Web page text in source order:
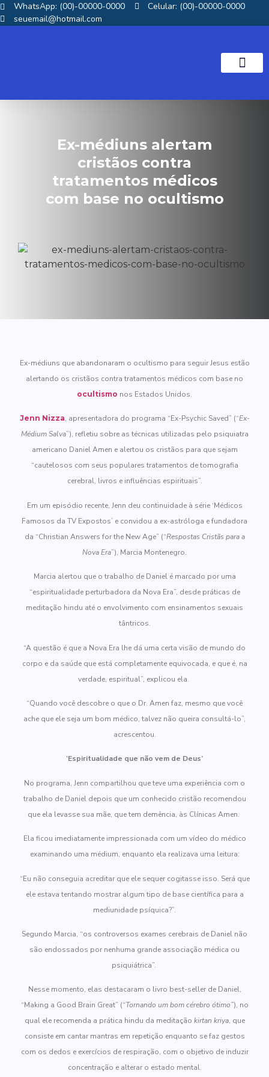
WhatsApp: (00)-00000-0000
Celular: (00)-00000-0000
seuemail@hotmail.com
Ex-médiuns alertam
cristãos contra
tratamentos médicos
com base no ocultismo
Ex-médiuns que abandonaram o ocultismo para seguir Jesus estão
alertando os cristãos contra tratamentos médicos com base no
ocultismo nos Estados Unidos.
Jenn Nizza, apresentadora do programa “Ex-Psychic Saved” (“Ex-
Médium Salva”), refletiu sobre as técnicas utilizadas pelo psiquiatra
americano Daniel Amen e alertou os cristãos para que sejam
“cautelosos com seus populares tratamentos de tomografia
cerebral, livros e influências espirituais”.
Em um episódio recente, Jenn deu continuidade à série ‘Médicos
Famosos da TV Expostos’ e convidou a ex-astróloga e fundadora
da “Christian Answers for the New Age” (“Respostas Cristãs para a
Nova Era”), Marcia Montenegro.
Marcia alertou que o trabalho de Daniel é marcado por uma
“espiritualidade perturbadora da Nova Era”, desde práticas de
meditação hindu até o envolvimento com ensinamentos sexuais
tântricos.
“A questão é que a Nova Era lhe dá uma certa visão de mundo do
corpo e da saúde que está completamente equivocada, e que é, na
verdade, espiritual”, explicou ela.
“Quando você descobre o que o Dr. Amen faz, mesmo que você
ache que ele seja um bom médico, talvez não queira consultá-lo”,
acrescentou.
‘Espiritualidade que não vem de Deus’
No programa, Jenn compartilhou que teve uma experiência com o
trabalho de Daniel depois que um conhecido cristão recomendou
que ela levasse sua mãe, que tem demência, às Clínicas Amen.
Ela ficou imediatamente impressionada com um vídeo do médico
examinando uma médium, enquanto ela realizava uma leitura:
“Eu não conseguia acreditar que ele sequer cogitasse isso. Será que
ele estava tentando mostrar algum tipo de base científica para a
mediunidade psíquica?”.
Segundo Marcia, “os controversos exames cerebrais de Daniel não
são endossados ​​por nenhuma grande associação médica ou
psiquiátrica”.
Nesse momento, elas destacaram o livro best-seller de Daniel,
“Making a Good Brain Great” (“Tornando um bom cérebro ótimo”), no
qual ele recomenda a prática hindu da meditação kirtan kriya, que
consiste em cantar mantras em repetição enquanto se faz gestos
com os dedos e exercícios de respiração, com o objetivo de induzir
concentração e alterar o estado mental.